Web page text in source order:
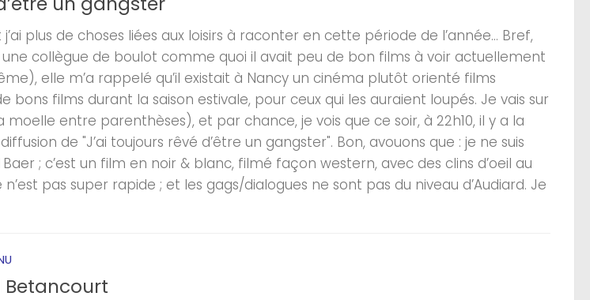
plus de choses liées aux loisirs à raconter en cette période de l’année… Bref,
collègue de boulot comme quoi il avait peu de bon films à voir actuellement
elle m’a rappelé qu’il existait à Nancy un cinéma plutôt orienté films
bons films durant la saison estivale, pour ceux qui les auraient loupés. Je vais sur
moelle entre parenthèses), et par chance, je vois que ce soir, à 22h10, il y a la
de "J’ai toujours rêvé d’être un gangster". Bon, avouons que : je ne suis
; c’est un film en noir & blanc, filmé façon western, avec des clins d’oeil au
pas super rapide ; et les gags/dialogues ne sont pas du niveau d’Audiard. Je
Betancourt